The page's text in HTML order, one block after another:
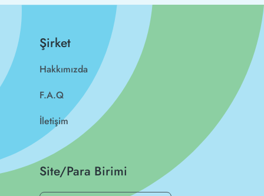
Şirket
Hakkımızda
F.A.Q
İletişim
Site/Para Birimi